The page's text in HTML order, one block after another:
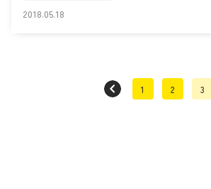
2018.05.18
1 2 3